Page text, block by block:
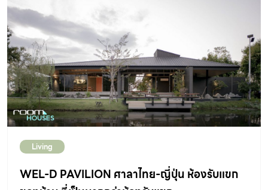
เซลล์ มากขึ้น และมีราคาที่ถูกลงจากสมัยก่อนอย่างมาก จึง
ทำให้เข้าถึงง่าย โดยจะมีราคาแปรผันตามขนาด และชนิดของ
แผงโซลาร์เซลล์ ส่วนจะคุ้มค่ากับการลงทุนหรือไม่นั้น ขึ้นอยู่
กับความพอใจและรูปแบบการใช้ชีวิต ใครเหมาะกับระบบไหนไม่
ว่าจะเป็นบ้านในเขตเมือง หรือพื้นที่ห่างไกลในชนบท ลองเอา
ข้อมูลเบื้องต้นที่ room นำมาฝากนี้ไปศึกษาประกอบการ
ตัดสินใจเพื่อปรับใช้ได้เลย ระบบอิสระ (Off-grid) เป็นระบบที่
ค่อนข้างสูง เพราะต้องใช้แบตเตอรี่ในการเก็บไฟฟ้า และถ้าใช้
ไฟจำนวนมากเกินไป ไฟฟ้าในแบตเตอรี่อาจจะหมดระหว่างวัน
Living
WEL-D PAVILION ศาลาไทย-ญี่ปุ่น ห้องรับแขก